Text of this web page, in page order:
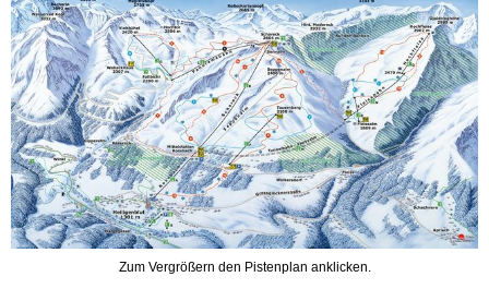
Zum Vergrößern den Pistenplan anklicken.